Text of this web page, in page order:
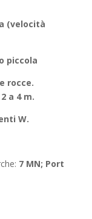
(velocità
piccola
rocce.
a 4 m.
W.
7 MN; Port